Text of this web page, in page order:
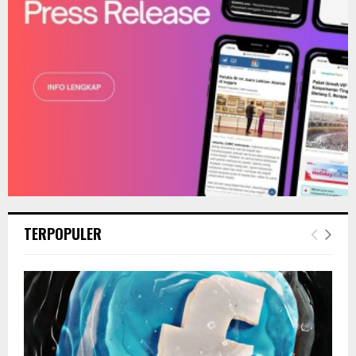
TERPOPULER